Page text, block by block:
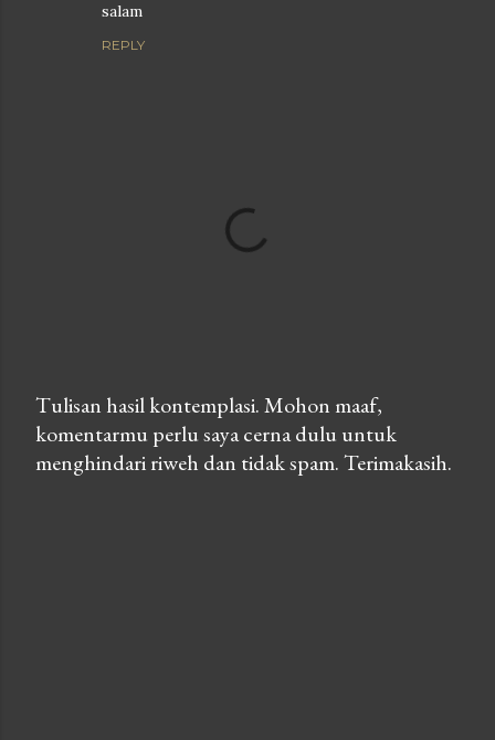
salam
REPLY
P
o
Tulisan hasil kontemplasi. Mohon maaf,
komentarmu perlu saya cerna dulu untuk
menghindari riweh dan tidak spam. Terimakasih.